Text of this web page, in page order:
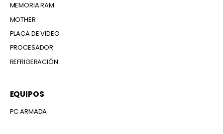
MEMORIA RAM
MOTHER
PLACA DE VIDEO
PROCESADOR
REFRIGERACIÓN
EQUIPOS
PC ARMADA